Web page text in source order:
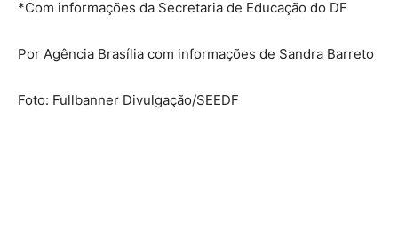
*Com informações da Secretaria de Educação do DF
Por Agência Brasília com informações de Sandra Barreto
Foto: Fullbanner Divulgação/SEEDF